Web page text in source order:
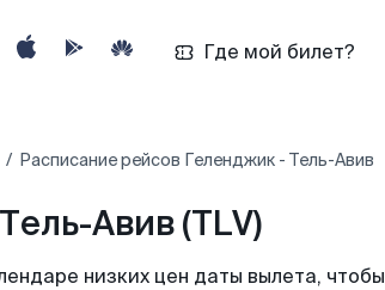
Где мой билет?
Расписание рейсов Геленджик - Тель-Авив
Авив (TLV)
низких цен даты вылета, чтобы